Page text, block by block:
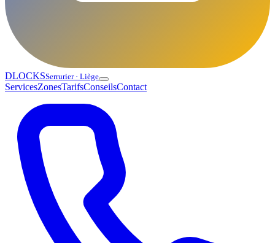
DLOCKSSerrurier · Liège
ServicesZonesTarifsConseilsContact